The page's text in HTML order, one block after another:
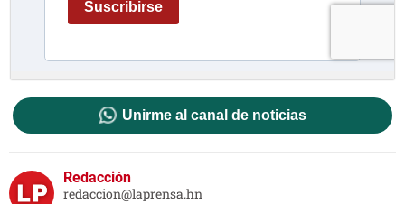
Unirme al canal de noticias
Redacción
redaccion@laprensa.hn